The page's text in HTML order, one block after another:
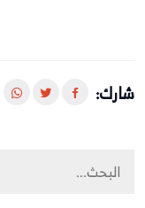
شارك: